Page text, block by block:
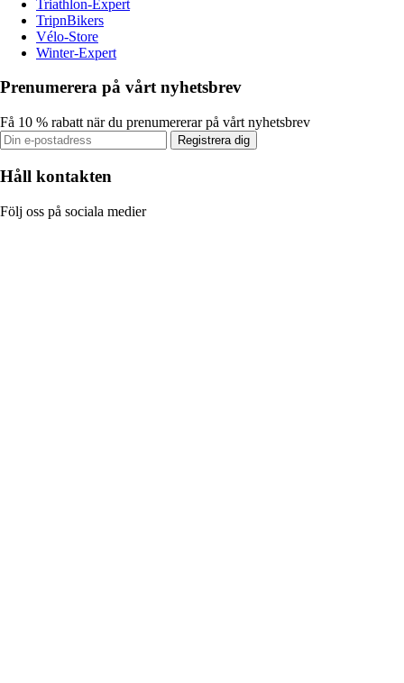
Triathlon-Expert
TripnBikers
Vélo-Store
Winter-Expert
Prenumerera på vårt nyhetsbrev
Få 10 % rabatt när du prenumererar på vårt nyhetsbrev
Registrera dig
Håll kontakten
Följ oss på sociala medier